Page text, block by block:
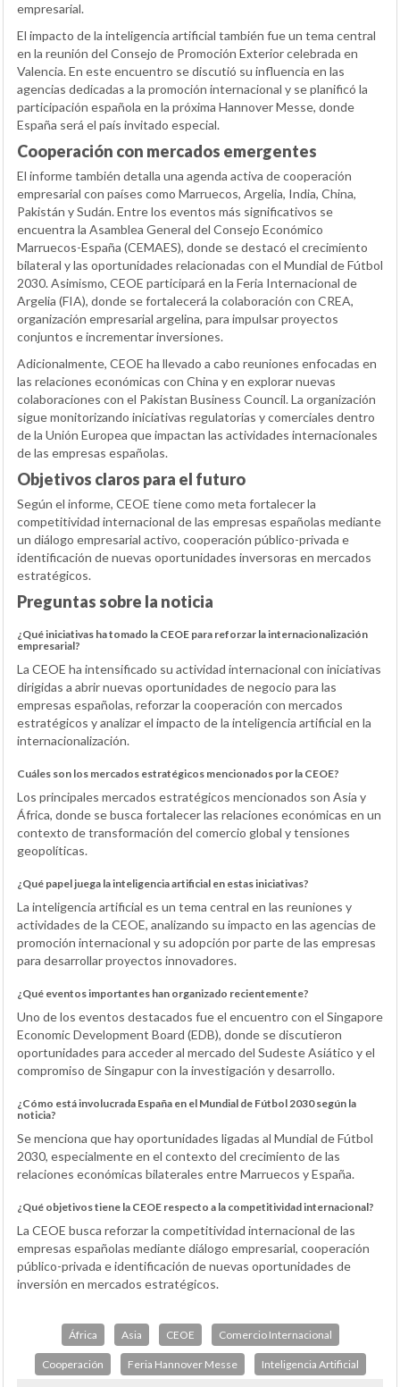
empresarial.
El impacto de la inteligencia artificial también fue un tema central
en la reunión del Consejo de Promoción Exterior celebrada en
Valencia. En este encuentro se discutió su influencia en las
agencias dedicadas a la promoción internacional y se planificó la
participación española en la próxima Hannover Messe, donde
España será el país invitado especial.
Cooperación con mercados emergentes
El informe también detalla una agenda activa de cooperación
empresarial con países como Marruecos, Argelia, India, China,
Pakistán y Sudán. Entre los eventos más significativos se
encuentra la Asamblea General del Consejo Económico
Marruecos-España (CEMAES), donde se destacó el crecimiento
bilateral y las oportunidades relacionadas con el Mundial de Fútbol
2030. Asimismo, CEOE participará en la Feria Internacional de
Argelia (FIA), donde se fortalecerá la colaboración con CREA,
organización empresarial argelina, para impulsar proyectos
conjuntos e incrementar inversiones.
Adicionalmente, CEOE ha llevado a cabo reuniones enfocadas en
las relaciones económicas con China y en explorar nuevas
colaboraciones con el Pakistan Business Council. La organización
sigue monitorizando iniciativas regulatorias y comerciales dentro
de la Unión Europea que impactan las actividades internacionales
de las empresas españolas.
Objetivos claros para el futuro
Según el informe, CEOE tiene como meta fortalecer la
competitividad internacional de las empresas españolas mediante
un diálogo empresarial activo, cooperación público-privada e
identificación de nuevas oportunidades inversoras en mercados
estratégicos.
Preguntas sobre la noticia
¿Qué iniciativas ha tomado la CEOE para reforzar la internacionalización
empresarial?
La CEOE ha intensificado su actividad internacional con iniciativas
dirigidas a abrir nuevas oportunidades de negocio para las
empresas españolas, reforzar la cooperación con mercados
estratégicos y analizar el impacto de la inteligencia artificial en la
internacionalización.
Cuáles son los mercados estratégicos mencionados por la CEOE?
Los principales mercados estratégicos mencionados son Asia y
África, donde se busca fortalecer las relaciones económicas en un
contexto de transformación del comercio global y tensiones
geopolíticas.
¿Qué papel juega la inteligencia artificial en estas iniciativas?
La inteligencia artificial es un tema central en las reuniones y
actividades de la CEOE, analizando su impacto en las agencias de
promoción internacional y su adopción por parte de las empresas
para desarrollar proyectos innovadores.
¿Qué eventos importantes han organizado recientemente?
Uno de los eventos destacados fue el encuentro con el Singapore
Economic Development Board (EDB), donde se discutieron
oportunidades para acceder al mercado del Sudeste Asiático y el
compromiso de Singapur con la investigación y desarrollo.
¿Cómo está involucrada España en el Mundial de Fútbol 2030 según la
noticia?
Se menciona que hay oportunidades ligadas al Mundial de Fútbol
2030, especialmente en el contexto del crecimiento de las
relaciones económicas bilaterales entre Marruecos y España.
¿Qué objetivos tiene la CEOE respecto a la competitividad internacional?
La CEOE busca reforzar la competitividad internacional de las
empresas españolas mediante diálogo empresarial, cooperación
público-privada e identificación de nuevas oportunidades de
inversión en mercados estratégicos.
África Asia CEOE Comercio Internacional
Cooperación Feria Hannover Messe Inteligencia Artificial